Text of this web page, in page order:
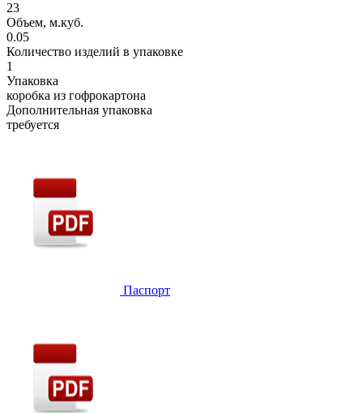
23
Объем, м.куб.
0.05
Количество изделий в упаковке
1
Упаковка
коробка из гофрокартона
Дополнительная упаковка
требуется
Паспорт